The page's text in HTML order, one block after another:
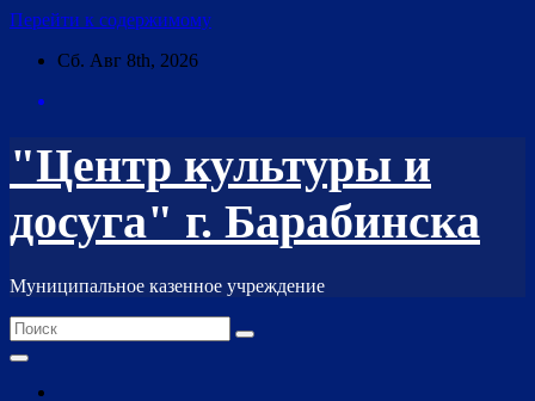
Перейти к содержимому
Сб. Авг 8th, 2026
"Центр культуры и
досуга" г. Барабинска
Муниципальное казенное учреждение